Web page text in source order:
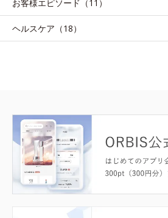
お客様エピソード（11）
ヘルスケア（18）